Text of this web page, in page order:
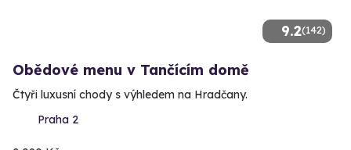
9.2(142)
Obědové menu v Tančícím domě
Čtyři luxusní chody s výhledem na Hradčany.
Praha 2